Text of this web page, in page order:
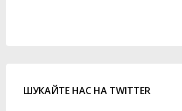
ШУКАЙТЕ НАС НА TWITTER